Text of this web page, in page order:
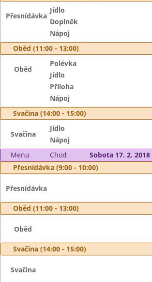
Přesnídávka
Jídlo
Doplněk
Nápoj
Oběd (11:00 - 13:00)
Oběd
Polévka
Jídlo
Příloha
Nápoj
Svačina (14:00 - 15:00)
Svačina
Jídlo
Nápoj
Menu
Chod
Sobota 17. 2. 2018
Přesnídávka (9:00 - 10:00)
Přesnídávka
Oběd (11:00 - 13:00)
Oběd
Svačina (14:00 - 15:00)
Svačina